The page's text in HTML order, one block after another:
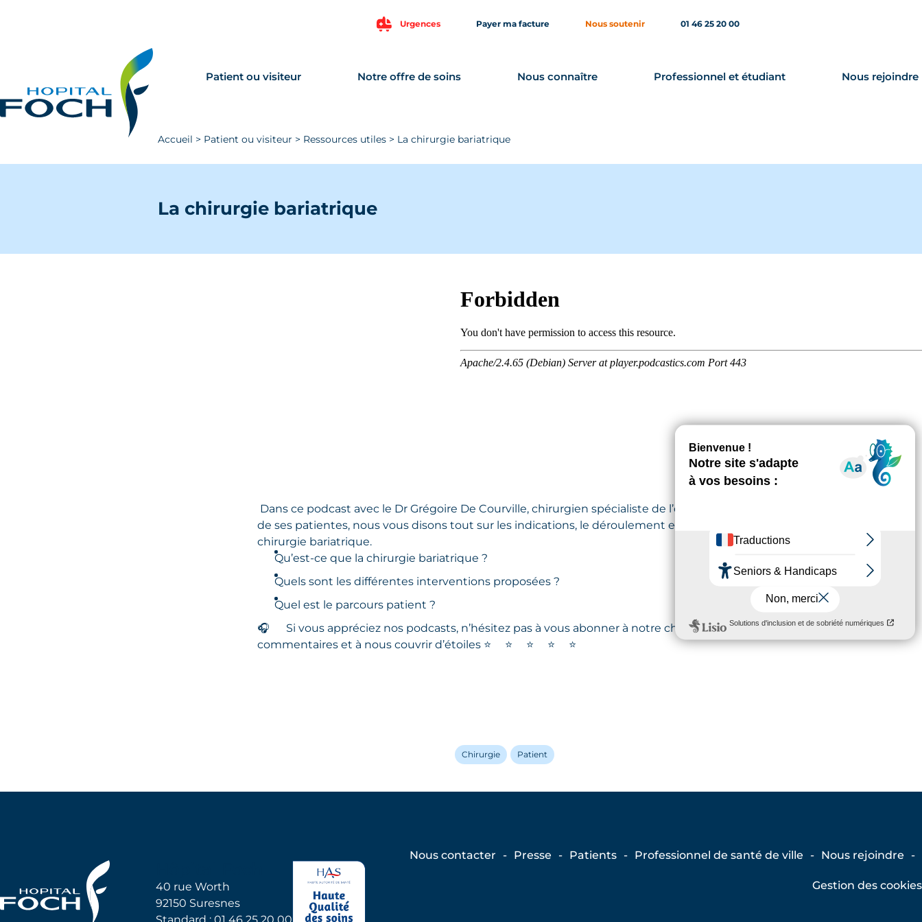
Urgences Payer ma facture Nous soutenir 01 46 25 20 00
Patient ou visiteur Notre offre de soins Nous connaître Professionnel et étudiant Nous rejoindre
Accueil > Patient ou visiteur > Ressources utiles > La chirurgie bariatrique
La chirurgie bariatrique
Dans ce podcast avec le Dr Grégoire De Courville, chirurgien spécialiste de l’obésité et Gwen, l’une
de ses patientes, nous vous disons tout sur les indications, le déroulement et les suites d’une
chirurgie bariatrique.
Qu’est-ce que la chirurgie bariatrique ?
Quels sont les différentes interventions proposées ?
Quel est le parcours patient ?
🎧
Si vous appréciez nos podcasts, n’hésitez pas à vous abonner à notre chaîne, à laisser des
commentaires et à nous couvrir d’étoiles ⭐ ⭐ ⭐ ⭐ ⭐
Chirurgie Patient
40 rue Worth
92150 Suresnes
Nous contacter Presse Patients Professionnel de santé de ville Nous rejoindre
Gestion des cookies